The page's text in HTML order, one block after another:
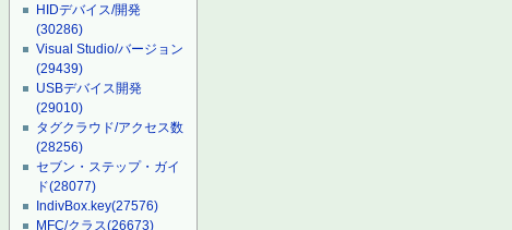
HIDデバイス/開発
(30286)
Visual Studio/バージョン
(29439)
USBデバイス開発
(29010)
タグクラウド/アクセス数
(28256)
セブン・ステップ・ガイ
ド(28077)
IndivBox.key(27576)
MFC/クラス(26673)